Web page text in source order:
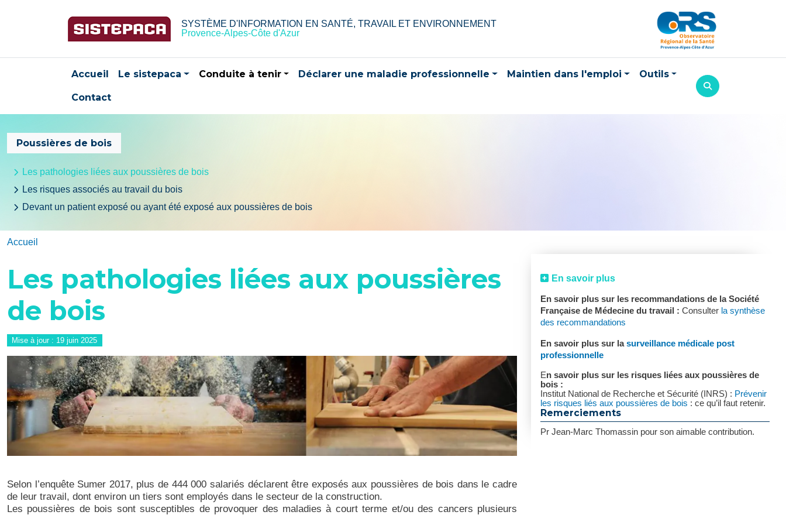
SYSTÈME D'INFORMATION EN SANTÉ, TRAVAIL ET ENVIRONNEMENT
Provence-Alpes-Côte d'Azur
Navigation principale
Accueil Le sistepaca Conduite à tenir Déclarer une maladie professionnelle Maintien dans l'emploi Outils
Contact
Poussières de bois
Les pathologies liées aux poussières de bois
Les risques associés au travail du bois
Devant un patient exposé ou ayant été exposé aux poussières de bois
Accueil
Les pathologies liées aux poussières
de bois
Mise à jour : 19 juin 2025
Image
Selon l’enquête Sumer 2017, plus de 444 000 salariés déclarent être exposés aux poussières de bois dans le cadre
de leur travail, dont environ un tiers sont employés dans le secteur de la construction.
Les poussières de bois sont susceptibles de provoquer des maladies à court terme et/ou des cancers plusieurs
En savoir plus
En savoir plus sur les recommandations de la Société
Française de Médecine du travail : Consulter la synthèse
des recommandations
En savoir plus sur lasurveillance médicale post
professionnelle
En savoir plus sur les risques liées aux poussières de
bois :
Institut National de Recherche et Sécurité (INRS) : Prévenir
les risques liés aux poussières de bois : ce qu’il faut retenir.
Remerciements
Pr Jean-Marc Thomassin pour son aimable contribution.